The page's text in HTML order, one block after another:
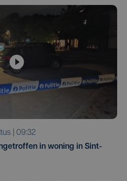
| 09:32
in woning in Sint-